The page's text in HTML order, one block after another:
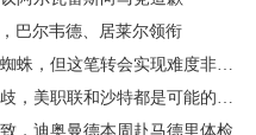
巴尔韦德、居莱尔领衔
，但这笔转会实现难度非常高
美职联和沙特都是可能的下家
，迪奥曼德本周赴马德里体检